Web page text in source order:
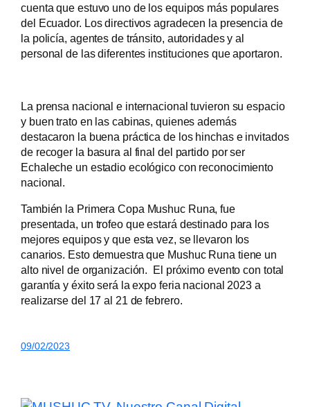
cuenta que estuvo uno de los equipos más populares
del Ecuador. Los directivos agradecen la presencia de
la policía, agentes de tránsito, autoridades y al
personal de las diferentes instituciones que aportaron.
La prensa nacional e internacional tuvieron su espacio
y buen trato en las cabinas, quienes además
destacaron la buena práctica de los hinchas e invitados
de recoger la basura al final del partido por ser
Echaleche un estadio ecológico con reconocimiento
nacional.
También la Primera Copa Mushuc Runa, fue
presentada, un trofeo que estará destinado para los
mejores equipos y que esta vez, se llevaron los
canarios. Esto demuestra que Mushuc Runa tiene un
alto nivel de organización. El próximo evento con total
garantía y éxito será la expo feria nacional 2023 a
realizarse del 17 al 21 de febrero.
09/02/2023